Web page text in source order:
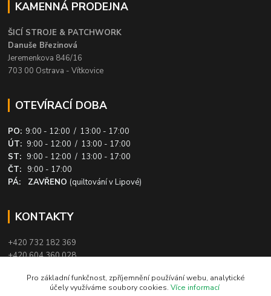
KAMENNÁ PRODEJNA
ŠICÍ STROJE & PATCHWORK
Danuše Březinová
Jeremenkova 846/16
703 00 Ostrava - Vítkovice
OTEVÍRACÍ DOBA
PO: 9:00 - 12:00 / 13:00 - 17:00
ÚT: 9:00 - 12:00 / 13:00 - 17:00
ST: 9:00 - 12:00 / 13:00 - 17:00
ČT:
9:00 - 17:00
PÁ: ZAVŘENO (quiltování v Lipové)
KONTAKTY
+420 732 182 369
+420 604 360 028
Pro základní funkčnost, zpříjemnění používání webu, analytické
účely využíváme soubory cookies. Více informací